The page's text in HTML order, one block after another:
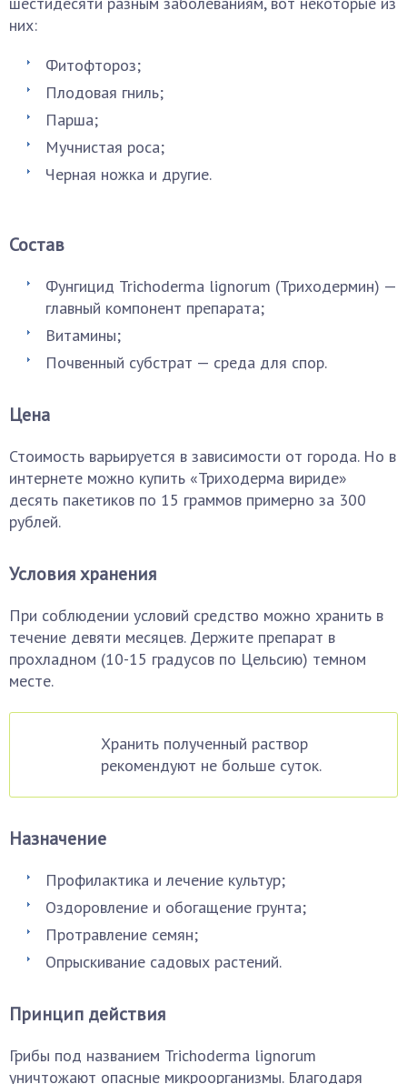
них:
Фитофтороз;
Плодовая гниль;
Парша;
Мучнистая роса;
Черная ножка и другие.
Состав
Фунгицид Trichoderma lignorum (Триходермин) —
главный компонент препарата;
Витамины;
Почвенный субстрат — среда для спор.
Цена
Стоимость варьируется в зависимости от города. Но в
интернете можно купить «Триходерма вириде»
десять пакетиков по 15 граммов примерно за 300
рублей.
Условия хранения
При соблюдении условий средство можно хранить в
течение девяти месяцев. Держите препарат в
прохладном (10-15 градусов по Цельсию) темном
месте.
Хранить полученный раствор
рекомендуют не больше суток.
Назначение
Профилактика и лечение культур;
Оздоровление и обогащение грунта;
Протравление семян;
Опрыскивание садовых растений.
Принцип действия
Грибы под названием Trichoderma lignorum
уничтожают опасные микроорганизмы. Благодаря